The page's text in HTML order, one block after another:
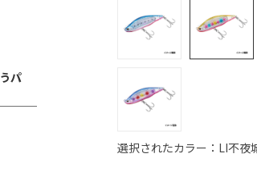
パ
選択されたカラー：LI不夜